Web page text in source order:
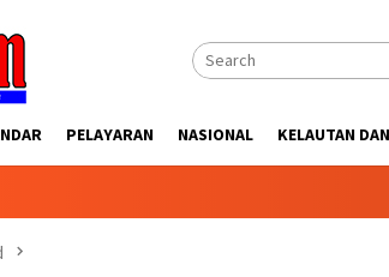
PELAYARAN NASIONAL KELAUTAN